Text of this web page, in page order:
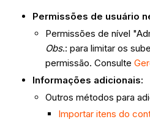
Permissões de usuário
Permissões de nível
Obs.: para limitar os
permissão. Consulte
Informações adicionais:
Outros métodos para
Importar itens do